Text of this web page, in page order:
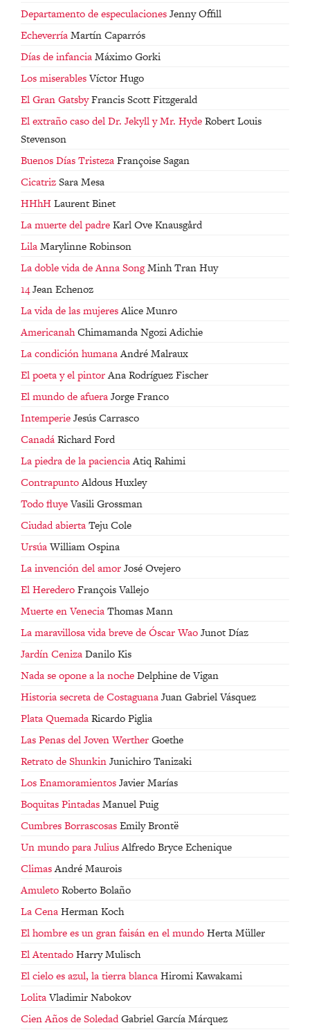
Departamento de especulacionesJenny Offill
EcheverríaMartín Caparrós
Días de infanciaMáximo Gorki
Los miserablesVíctor Hugo
El Gran GatsbyFrancis Scott Fitzgerald
El extraño caso del Dr. Jekyll y Mr. HydeRobert Louis
Stevenson
Buenos Días TristezaFrançoise Sagan
CicatrizSara Mesa
HHhH Laurent Binet
La muerte del padreKarl Ove Knausgård
LilaMarylinne Robinson
La doble vida de Anna SongMinh Tran Huy
14Jean Echenoz
La vida de las mujeresAlice Munro
AmericanahChimamanda Ngozi Adichie
La condición humanaAndré Malraux
El poeta y el pintorAna Rodríguez Fischer
El mundo de afueraJorge Franco
IntemperieJesús Carrasco
CanadáRichard Ford
La piedra de la pacienciaAtiq Rahimi
ContrapuntoAldous Huxley
Todo fluyeVasili Grossman
Ciudad abiertaTeju Cole
UrsúaWilliam Ospina
La invención del amorJosé Ovejero
El HerederoFrançois Vallejo
Muerte en VeneciaThomas Mann
La maravillosa vida breve de Óscar WaoJunot Díaz
Jardín CenizaDanilo Kis
Nada se opone a la nocheDelphine de Vigan
Historia secreta de CostaguanaJuan Gabriel Vásquez
Plata QuemadaRicardo Piglia
Las Penas del Joven WertherGoethe
Retrato de ShunkinJunichiro Tanizaki
Los EnamoramientosJavier Marías
Boquitas PintadasManuel Puig
Cumbres BorrascosasEmily Brontë
Un mundo para JuliusAlfredo Bryce Echenique
ClimasAndré Maurois
AmuletoRoberto Bolaño
La CenaHerman Koch
El hombre es un gran faisán en el mundoHerta Müller
El AtentadoHarry Mulisch
El cielo es azul, la tierra blancaHiromi Kawakami
LolitaVladimir Nabokov
Cien Años de SoledadGabriel García Márquez